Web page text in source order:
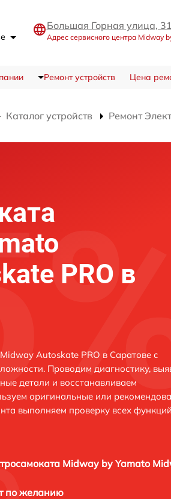
Большая Горная улица,
Адрес сервисного центра Midway
Ремонт устройств Цена
Каталог устройств Ремонт
PRO в
Autoskate PRO в Саратове с
Проводим диагностику,
детали и восстанавливаем
оригинальные или
выполняем проверку всех
Midway by Yamato
по желанию